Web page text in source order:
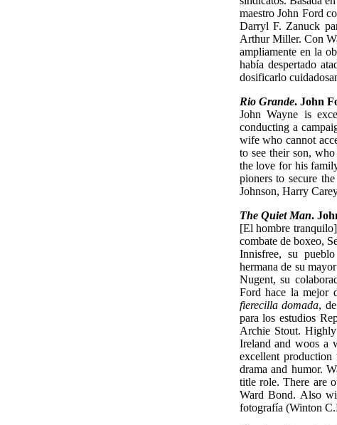
maestro John Ford
Darryl F. Zanuck
Arthur Miller. Con
ampliamente en la
había despertado
dosificarlo
Rio Grande. John
John Wayne is
conducting a
wife who cannot
to see their son,
the love for his
pioners to secure
Johnson, Harry
The Quiet Man.
[El hombre
combate de boxeo,
Innisfree, su
hermana de su
Nugent, su
Ford hace la mejor
fierecilla domada,
para los estudios
Archie Stout.
Ireland and woos a
excellent
drama and humor.
title role. There are
Ward Bond. Also
fotografía (Winton